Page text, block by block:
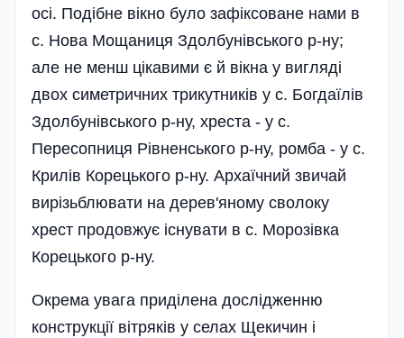
осі. Подібне вікно було зафіксоване нами в
с. Нова Мощаниця Здолбунівського р-ну;
але не менш цікавими є й вікна у вигляді
двох симетричних трикутників у с. Богдаїлів
Здолбунівського р-ну, хреста - у с.
Пересопниця Рівненського р-ну, ромба - у с.
Крилів Корецького р-ну. Архаїчний звичай
вирізьблювати на дерев'яному сволоку
хрест продовжує існувати в с. Морозівка
Корецького р-ну.
Окрема увага приділена дослідженню
конструкції вітряків у селах Щекичин і